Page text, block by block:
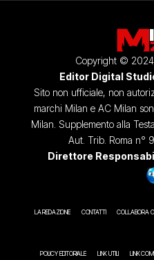
Copyright ©
Editor Digital
Sito non ufficiale, non
marchi Milan e AC Milan
Milan. Supplemento alla
Aut. Trib. Roma n°
Direttore
LA REDAZIONE CONTATTI COLLABORA
POLICY EDITORIALE LINK UTILI LINK